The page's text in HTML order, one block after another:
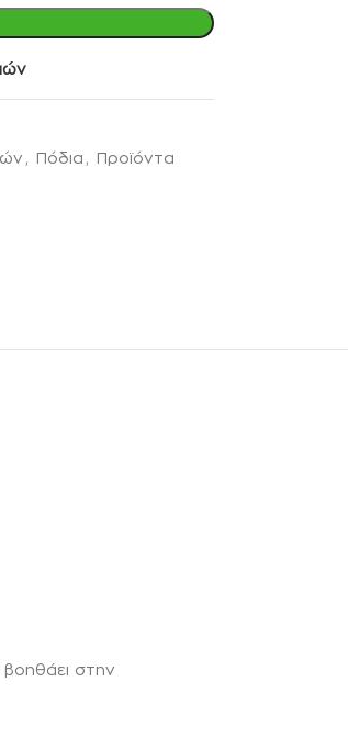
, Πόδια , Προϊόντα
βοηθάει στην